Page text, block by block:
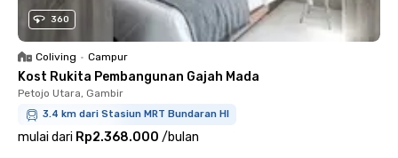
360
Coliving • Campur
Kost Rukita Pembangunan Gajah Mada
Petojo Utara, Gambir
3.4 km dari Stasiun MRT Bundaran HI
mulai dari Rp2.368.000 /bulan